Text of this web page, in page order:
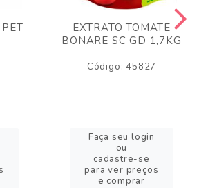
EXTRATO TOMATE
BONARE SC GD 1,7KG
Código: 45827
Faça seu login
ou
cadastre-se
para ver preços
e comprar